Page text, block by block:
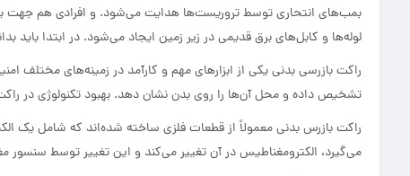
بمب‌های انتحاری توسط تروریست‌ها هدایت می‌شود. و افرادی هم جهت
لوله‌ها و کابل‌های برق قدیمی در زیر زمین ایجاد می‌شود.‏ در ابتدا باید
راکت بازرسی بدنی یکی از ابزارهای مهم و کارآمد در زمینه‌های
تشخیص داده و محل آن‌ها را روی بدن نشان دهد. بهبود تکنولوژی در
راکت بازرس بدنی معمولاً از قطعات فلزی ساخته شده‌اند که شامل یک
می‌گیرد، الکترومغناطیس در آن تغییر می‌کند و این تغییر توسط